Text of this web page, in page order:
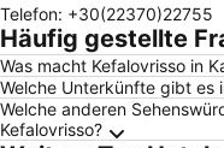
Telefon: +30(22370)22755
Häufig gestellte
Was macht Kefalovrisso in
Welche Unterkünfte gibt es
Welche anderen
Kefalovrisso?